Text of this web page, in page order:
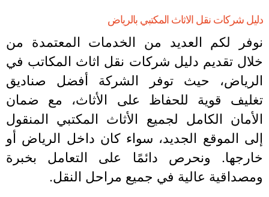
شركات نقل الاثاث المكتبي بالرياض
لكم العديد من الخدمات المعتمدة من
تقديم دليل شركات نقل اثاث المكاتب في
حيث توفر الشركة أفضل صناديق
قوية للحفاظ على الأثاث، مع ضمان
الكامل لجميع الأثاث المكتبي المنقول
الموقع الجديد، سواء كان داخل الرياض أو
ونحرص دائمًا على التعامل بخبرة
عالية في جميع مراحل النقل.